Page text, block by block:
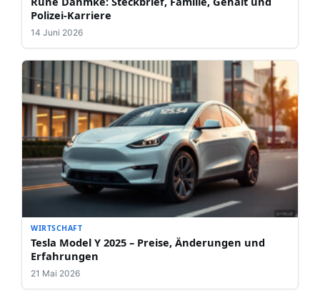
Polizei-Karriere
14 Juni 2026
WIRTSCHAFT
Tesla Model Y 2025 – Preise, Änderungen und
Erfahrungen
21 Mai 2026